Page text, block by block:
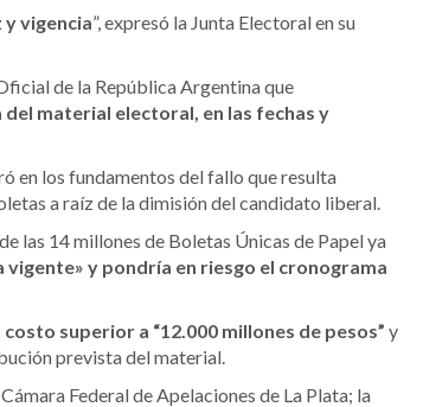
vigencia”, expresó la Junta Electoral en su
de la República Argentina que
material electoral, en las fechas y
en los fundamentos del fallo que resulta
a raíz de la dimisión del candidato liberal.
las 14 millones de Boletas Únicas de Papel ya
y pondría en riesgo el cronograma
costo superior a “12.000 millones de pesos” y
prevista del material.
Federal de Apelaciones de La Plata; la